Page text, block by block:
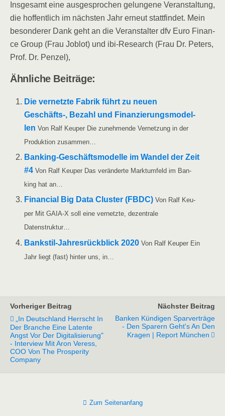
Ins­ge­samt eine aus­ge­spro­chen gelun­ge­ne Ver­an­stal­tung,
die hof­fent­lich im nächs­ten Jahr erneut statt­fin­det. Mein
beson­de­rer Dank geht an die Ver­an­stal­ter dfv Euro Finan­
ce Group (Frau Joblot) und ibi-Rese­arch (Frau Dr. Peters,
Prof. Dr. Penzel),
Ähn­li­che Beiträge:
Die ver­netz­te Fabrik führt zu neu­en
Geschäfts‑, Bezahl und Finan­zie­rungs­mo­del­
len Von Ralf Keu­per Die zuneh­men­de Ver­net­zung in der
Pro­duk­ti­on zusammen…
Ban­king-Geschäfts­­­mo­­del­­le im Wan­del der Zeit
#4 Von Ralf Keu­per Das ver­än­der­te Markt­um­feld im Ban­
king hat an…
Finan­cial Big Data Clus­ter (FBDC) Von Ralf Keu­
per Mit GAIA‑X soll eine ver­netz­te, dezen­tra­le
Datenstruktur…
Ban­k­­stil-Jah­­res­rück­­blick 2020 Von Ralf Keu­per Ein
Jahr liegt (fast) hin­ter uns, in…
Vorheriger Beitrag
„In Deutschland Herrscht In
Der Branche Eine Latente
Angst Vor Der Digitalisierung"
- Interview Mit Aron Veress,
COO Von The Prosperity
Company
Nächster Beitrag
Banken Kündigen Sparverträge
- Den Sparern Geht's An Den
Kragen | Report München
Zum Seitenanfang